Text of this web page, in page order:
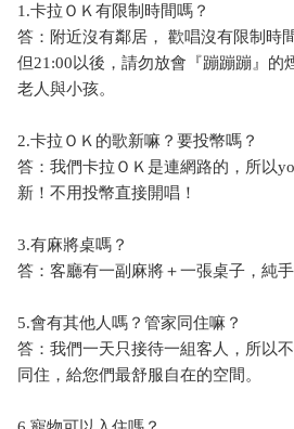
1.卡拉ＯＫ有限制時間嗎？
答：附近沒有鄰居， 歡唱沒有限制時
但21:00以後，請勿放會『蹦蹦蹦』的
老人與小孩。
2.卡拉ＯＫ的歌新嘛？要投幣嗎？
答：我們卡拉ＯＫ是連網路的，所以
新！不用投幣直接開唱！
3.有麻將桌嗎？
答：客廳有一副麻將＋一張桌子，純手
5.會有其他人嗎？管家同住嘛？
答：我們一天只接待一組客人，所以
同住，給您們最舒服自在的空間。